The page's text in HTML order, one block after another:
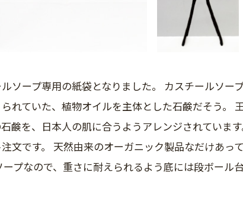
ソープ専用の紙袋となりました。 カスチールソー
れていた、植物オイルを主体とした石鹸だそう。
鹸を、日本人の肌に合うようアレンジされていま
文です。 天然由来のオーガニック製品なだけあっ
プなので、重さに耐えられるよう底には段ボール